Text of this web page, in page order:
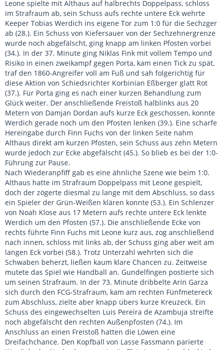
Leone spielte mit Althaus auf halbrechts Doppelpass, schloss
im Strafraum ab, sein Schuss aufs rechte untere Eck wehrte
Keeper Tobias Werdich ins eigene Tor zum 1:0 für die Sechzger
ab (28.). Ein Schuss von Kiefersauer von der Sechzehnergrenze
wurde noch abgefälscht, ging knapp am linken Pfosten vorbei
(34.). In der 37. Minute ging Niklas Fink mit vollem Tempo und
Risiko in einen zweikampf gegen Porta, kam einen Tick zu spät,
traf den 1860-Angreifer voll am Fuß und sah folgerichtig für
diese Aktion von Schiedsrichter Korbinian Eßberger glatt Rot
(37.). Für Porta ging es nach einer kurzen Behandlung zum
Glück weiter. Der anschließende Freistoß halblinks aus 20
Metern von Damjan Dordan aufs kurze Eck geschossen, konnte
Werdich gerade noch um den Pfosten lenken (39.). Eine scharfe
Hereingabe durch Finn Fuchs von der linken Seite nahm
Althaus direkt am kurzen Pfosten, sein Schuss aus zehn Metern
wurde jedoch zur Ecke abgefälscht (45.). So blieb es bei der 1:0-
Führung zur Pause.
Nach Wiederanpfiff gab es eine ähnliche Szene wie beim 1:0.
Althaus hatte im Strafraum Doppelpass mit Leone gespielt,
doch der zögerte diesmal zu lange mit dem Abschluss, so dass
ein Spieler der Grün-Weißen klären konnte (53.). Ein Schlenzer
von Noah Klose aus 17 Metern aufs rechte untere Eck lenkte
Werdich um den Pfosten (57.). Die anschließende Ecke von
rechts führte Finn Fuchs mit Leone kurz aus, zog anschließend
nach innen, schloss mit links ab, der Schuss ging aber weit am
langen Eck vorbei (58.). Trotz Unterzahl wehrten sich die
Schwaben beherzt, ließen kaum klare Chancen zu. Zeitweise
mutete das Spiel wie Handball an. Gundelfingen postierte sich
um seinen Strafraum. In der 73. Minute dribbelte Arin Garza
sich durch den FCG-Strafraum, kam am rechten Fünfmetereck
zum Abschluss, zielte aber knapp übers kurze Kreuzeck. Ein
Schuss des eingewechselten Luis Pereira de Azambuja streifte
noch abgefälscht den rechten Außenpfosten (74.). Im
Anschluss an einen Freistoß hatten die Löwen eine
Dreifachchance. Den Kopfball von Lasse Fassmann parierte